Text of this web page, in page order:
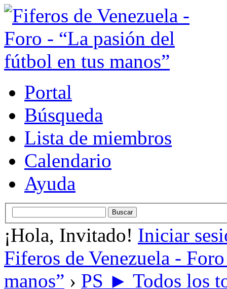
Portal
Búsqueda
Lista de miembros
Calendario
Ayuda
¡Hola, Invitado! Iniciar
Fiferos de Venezuela -
manos” › PS ► Todos los